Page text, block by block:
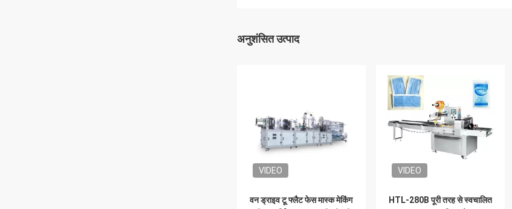
अनुशंसित उत्पाद
VIDEO
वन ड्राइव टू फ्लैट फेस मास्क मेकिंग
VIDEO
HTL-280B पूरी तरह से स्वचालित